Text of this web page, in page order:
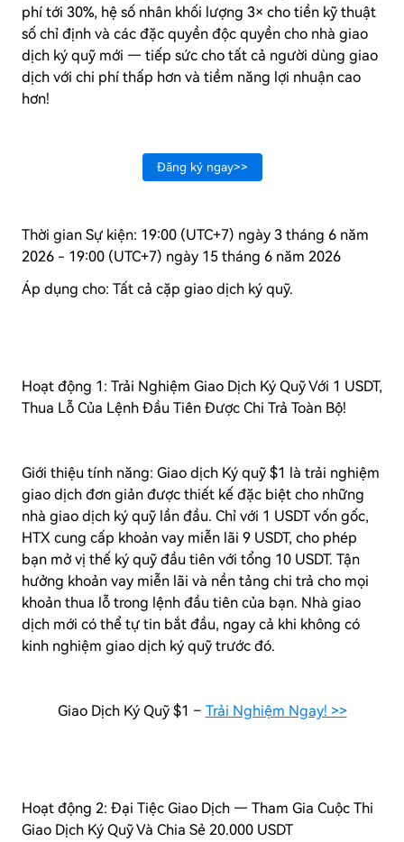
phí tới 30%, hệ số nhân khối lượng 3× cho tiền kỹ thuật
số chỉ định và các đặc quyền độc quyền cho nhà giao
dịch ký quỹ mới — tiếp sức cho tất cả người dùng giao
dịch với chi phí thấp hơn và tiềm năng lợi nhuận cao
hơn!
Đăng ký ngay>>
Thời gian Sự kiện: 19:00 (UTC+7) ngày 3 tháng 6 năm
2026 - 19:00 (UTC+7) ngày 15 tháng 6 năm 2026
Áp dụng cho: Tất cả cặp giao dịch ký quỹ.
Hoạt động 1: Trải Nghiệm Giao Dịch Ký Quỹ Với 1 USDT,
Thua Lỗ Của Lệnh Đầu Tiên Được Chi Trả Toàn Bộ!
Giới thiệu tính năng: Giao dịch Ký quỹ $1 là trải nghiệm
giao dịch đơn giản được thiết kế đặc biệt cho những
nhà giao dịch ký quỹ lần đầu. Chỉ với 1 USDT vốn gốc,
HTX cung cấp khoản vay miễn lãi 9 USDT, cho phép
bạn mở vị thế ký quỹ đầu tiên với tổng 10 USDT. Tận
hưởng khoản vay miễn lãi và nền tảng chi trả cho mọi
khoản thua lỗ trong lệnh đầu tiên của bạn. Nhà giao
dịch mới có thể tự tin bắt đầu, ngay cả khi không có
kinh nghiệm giao dịch ký quỹ trước đó.
Giao Dịch Ký Quỹ $1 – Trải Nghiệm Ngay! >>
Hoạt động 2: Đại Tiệc Giao Dịch — Tham Gia Cuộc Thi
Giao Dịch Ký Quỹ Và Chia Sẻ 20.000 USDT